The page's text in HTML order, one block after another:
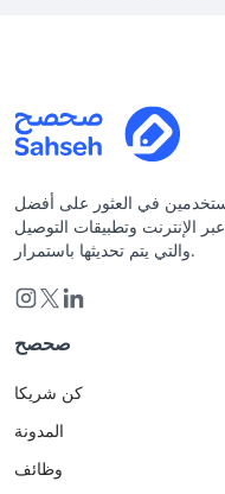
في العثور على أفضل
الإنترنت وتطبيقات التوصيل
والتي يتم تحديثها باستمرار.
صحصح
كن شريكا
المدونة
وظائف